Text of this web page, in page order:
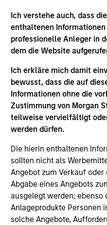
Ich verstehe auch, dass
enthaltenen
professionelle Anleger in
dem die Website
Ich erkläre mich damit
bewusst, dass die auf
Informationen ohne die
Zustimmung von Morgan
teilweise vervielfältigt
werden dürfen.
Die hierin enthaltenen
sollten nicht als
Angebot zum Verkauf
Abgabe eines Angebots
ausgelegt werden; ebenso
Anlageprodukte Personen
solche Angebote,
Team Insights
ARTICLE
2026 Russell
Lens on Growth,
Management
The 2026 Russell
broader shift in today’s